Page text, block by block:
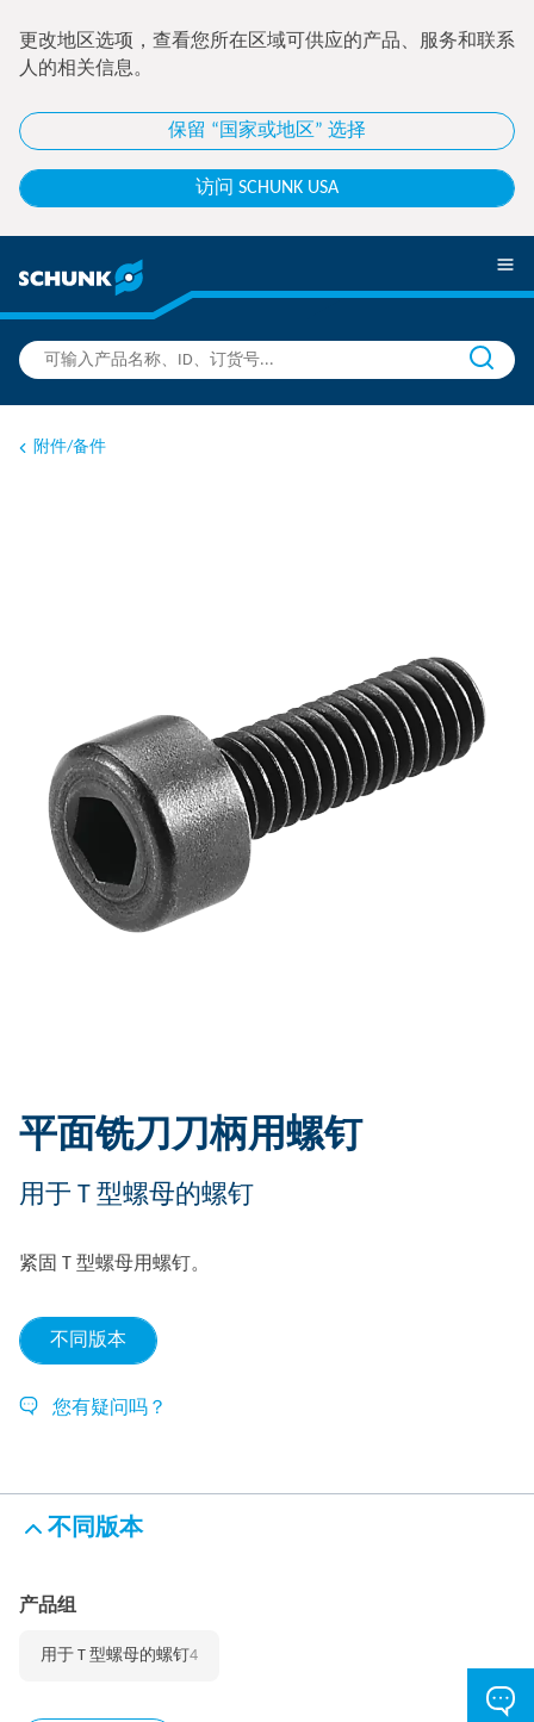
更改地区选项，查看您所在区域可供应的产品、服务和联系
人的相关信息。
保留 “国家或地区” 选择
访问 SCHUNK USA
附件/备件
平面铣刀刀柄用螺钉
用于 T 型螺母的螺钉
紧固 T 型螺母用螺钉。
不同版本
您有疑问吗？
不同版本
产品组
用于 T 型螺母的螺钉4